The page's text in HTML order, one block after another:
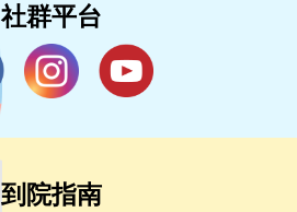
社群平台
到院指南